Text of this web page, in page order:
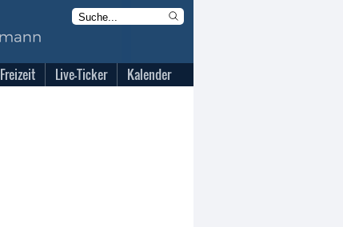
Freizeit Live-Ticker Kalender